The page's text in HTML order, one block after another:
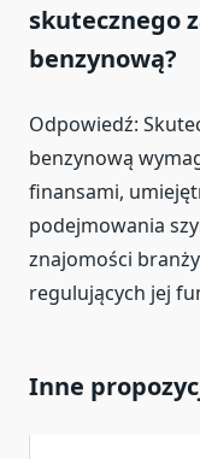
skutecznego
benzynową?
Odpowiedź:
benzynową
finansami,
podejmowania
znajomości
regulujących jej
Inne